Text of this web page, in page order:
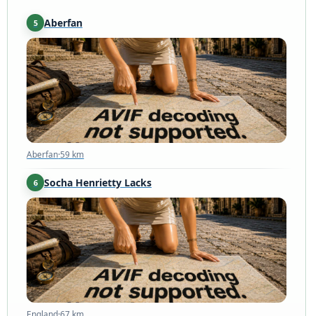
5 Aberfan
Aberfan·59 km
Aberfan·59 km
6 Socha Henrietty Lacks
England·67 km